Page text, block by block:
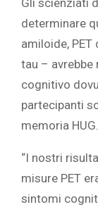
Gli scienziati
determinare
amiloide,
tau –
cognitivo
partecipanti
memoria HUG.
“I nostri
misure PET
sintomi